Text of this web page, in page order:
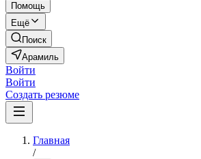
Помощь
Ещё
Поиск
Арамиль
Войти
Войти
Создать резюме
Главная
/